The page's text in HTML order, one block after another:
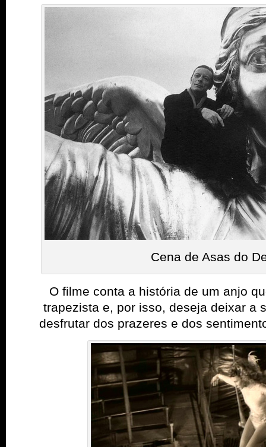
Cena de Asas do
O filme conta a história de um anjo
trapezista e, por isso, deseja deixar a
desfrutar dos prazeres e dos